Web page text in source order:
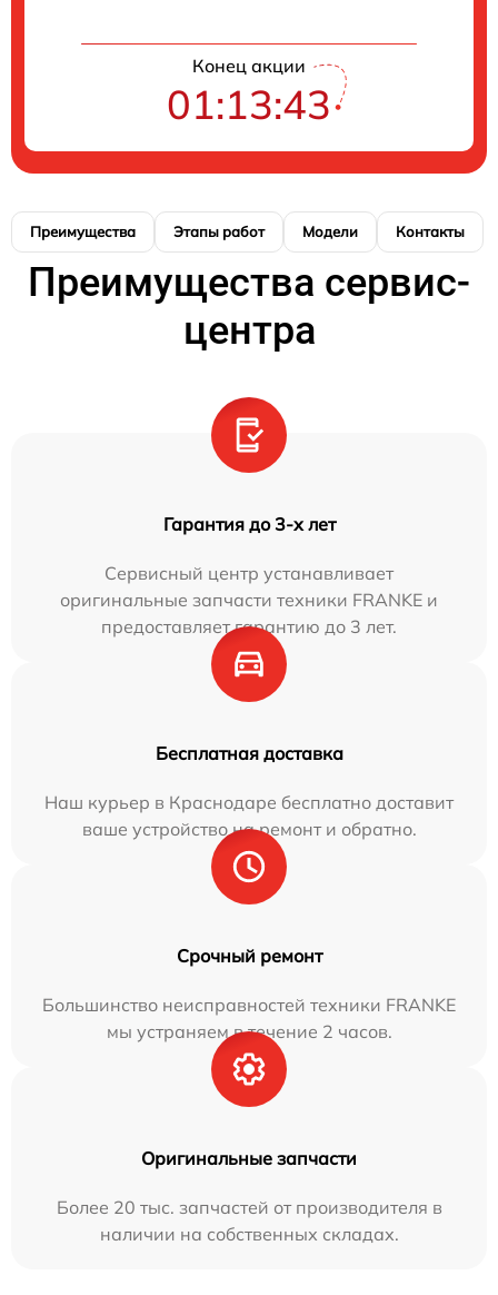
Конец акции
01:13:42
Преимущества Этапы работ Модели Контакты
Преимущества сервис-
центра
Гарантия до 3-х лет
Сервисный центр устанавливает
оригинальные запчасти техники FRANKE и
предоставляет гарантию до 3 лет.
Бесплатная доставка
Наш курьер в Краснодаре бесплатно доставит
ваше устройство на ремонт и обратно.
Срочный ремонт
Большинство неисправностей техники FRANKE
мы устраняем в течение 2 часов.
Оригинальные запчасти
Более 20 тыс. запчастей от производителя в
наличии на собственных складах.